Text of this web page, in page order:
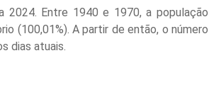
2024. Entre 1940 e 1970, a população
(100,01%). A partir de então, o número
dias atuais.